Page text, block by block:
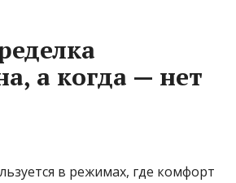
а когда — нет
в режимах, где комфорт